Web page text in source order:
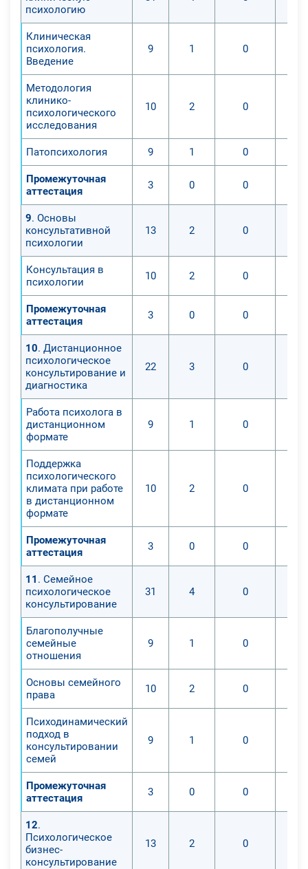
- обеспечивать условия
оптимального перехода детей на
предупреждение возможных
развитии и становлении личности
непрерывной социализации;
- подготавливать детей и
жизни, в которых они хотели бы
реализовать свои способности и
знания;
возможные нарушения
психосоматического и
психологию
Клиническая
психология.
Введение
9 1 0
Методология
клинико-
психологического
исследования
10 2 0
Патопсихология 9 1 0
Промежуточная
аттестация
3 0 0
9. Основы
консультативной
психологии
13 2 0
Консультация в
психологии
10 2 0
Промежуточная
аттестация
3 0 0
10. Дистанционное
психологическое
консультирование и
диагностика
22 3 0
Работа психолога в
дистанционном
формате
9 1 0
Поддержка
психологического
климата при работе
в дистанционном
формате
10 2 0
Промежуточная
аттестация
3 0 0
11 . Семейное
психологическое
консультирование
31 4 0
Благополучные
семейные
отношения
9 1 0
Основы семейного
права
10 2 0
Психодинамический
подход в
консультировании
семей
9 1 0
Промежуточная
аттестация
3 0 0
12.
Психологическое
бизнес-
консультирование
13 2 0